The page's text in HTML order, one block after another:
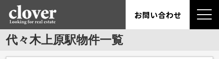
お問い合わせ
代々木上原駅物件一覧